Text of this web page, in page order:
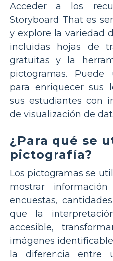
Acceder a los
Storyboard That es
y explore la variedad
incluidas hojas de
gratuitas y la
pictogramas. Puede
para enriquecer sus
sus estudiantes con
de visualización de
¿Para qué se
pictografía?
Los pictogramas se
mostrar
encuestas,
que la
accesible,
imágenes
la diferencia entre